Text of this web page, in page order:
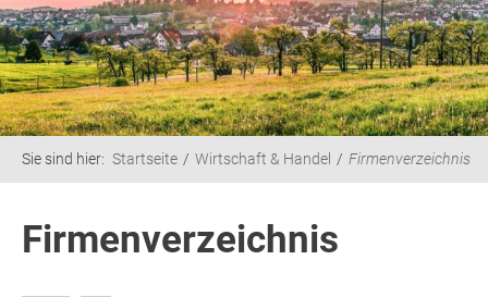
Sie sind hier: Startseite Wirtschaft & Handel Firmenverzeichnis
Firmenverzeichnis